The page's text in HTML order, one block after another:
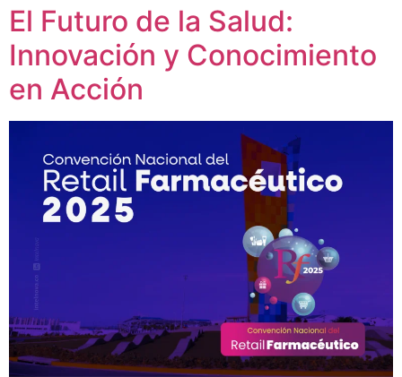
El Futuro de la Salud:
Innovación y Conocimiento
en Acción